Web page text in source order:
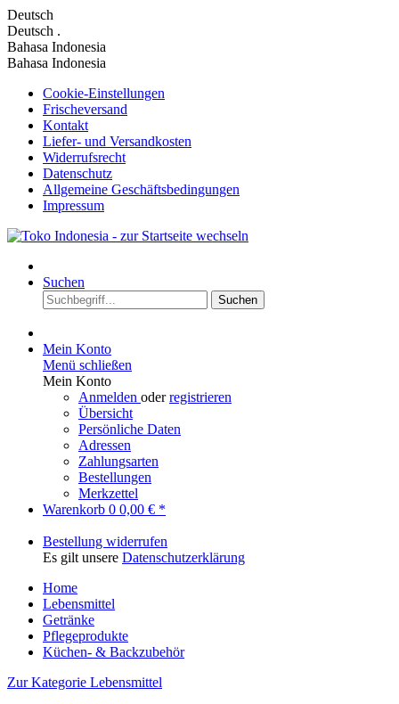
Deutsch
Deutsch .
Bahasa Indonesia
Bahasa Indonesia
Cookie-Einstellungen
Frischeversand
Kontakt
Liefer- und Versandkosten
Widerrufsrecht
Datenschutz
Allgemeine Geschäftsbedingungen
Impressum
Suchen
Suchen
Mein Konto
Menü schließen
Mein Konto
Anmelden oderregistrieren
Übersicht
Persönliche Daten
Adressen
Zahlungsarten
Bestellungen
Merkzettel
Warenkorb 0 0,00 € *
Bestellung widerrufen
Es gilt unsere Datenschutzerklärung
Home
Lebensmittel
Getränke
Pflegeprodukte
Küchen- & Backzubehör
Zur Kategorie Lebensmittel